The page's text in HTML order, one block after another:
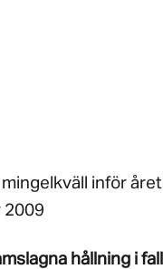
inför
2009
hållning i